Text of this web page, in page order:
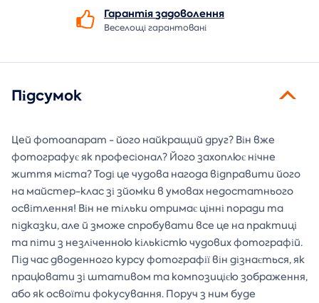
Гарантіязадоволення
Веселощі гарантовані
Підсумок
Цей фотоапарат - його найкращий друг? Він вже
фотографує як професіонал? Його захоплює нічне
життя міста? Тоді це чудова нагода відправити його
на майстер-клас зі зйомки в умовах недостатнього
освітлення! Він не тільки отримає цінні поради та
підказки, але й зможе спробувати все це на практиці
та піти з незліченною кількістю чудових фотографій.
Під час дводенного курсу фотографії він дізнається, як
працювати зі штативом та композицією зображення,
або як освоїти фокусування. Поруч з ним буде